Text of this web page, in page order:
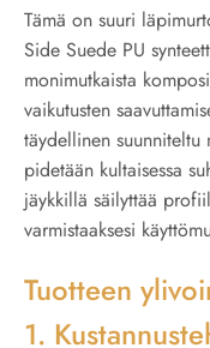
Tämä on suuri
Side Suede PU
monimutkaista
vaikutusten
täydellinen
pidetään kultaisessa
jäykkillä säilyttää
varmistaaksesi
Tuotteen
1.